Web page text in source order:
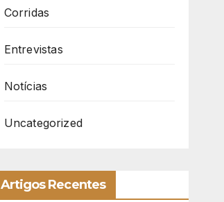
Corridas
Entrevistas
Notícias
Uncategorized
Artigos Recentes